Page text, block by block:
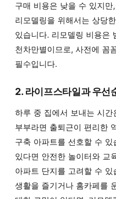
구매 비용은 낮을 수 있지만
리모델링을 위해서는 상당
있습니다. 리모델링 비용은
천차만별이므로, 사전에 꼼
필수입니다.
2. 라이프스타일과 우선
하루 중 집에서 보내는 시간
부부라면 출퇴근이 편리한
구축 아파트를 선호할 수
있다면 안전한 놀이터와 교
아파트 단지를 고려할 수
생활을 즐기거나 홈카페를